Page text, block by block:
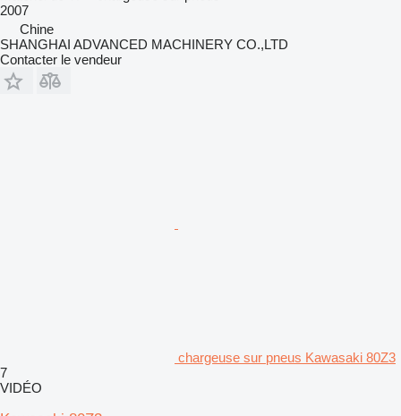
2007
Chine
SHANGHAI ADVANCED MACHINERY CO.,LTD
Contacter le vendeur
chargeuse sur pneus Kawasaki 80Z3
7
VIDÉO